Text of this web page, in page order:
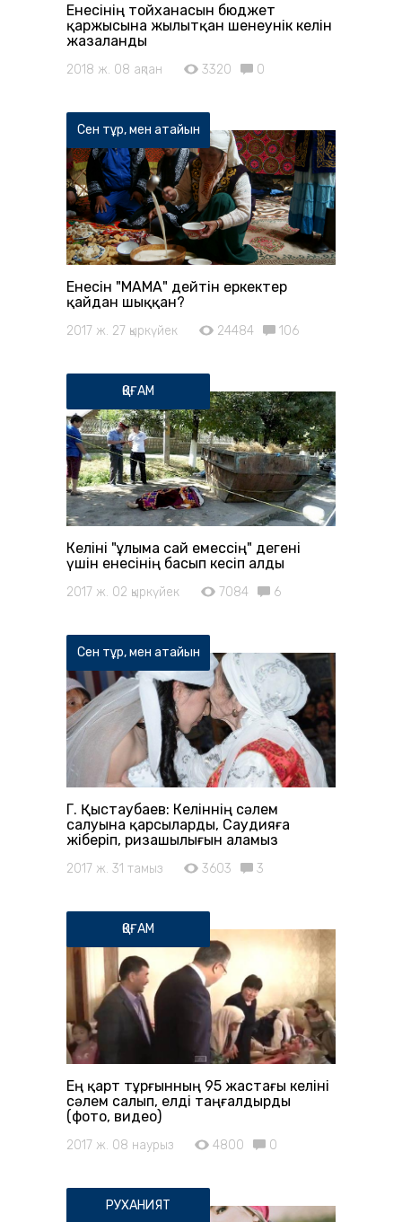
Енесінің тойханасын бюджет
қаржысына жылытқан шенеунік келін
жазаланды
2018 ж. 08 ақпан 3320 0
Сен тұр, мен атайын
Енесін "МАМА" дейтін еркектер
қайдан шыққан?
2017 ж. 27 қыркүйек 24484 106
ҚОҒАМ
Келіні "ұлыма сай емессің" дегені
үшін енесінің басып кесіп алды
2017 ж. 02 қыркүйек 7084 6
Сен тұр, мен атайын
Г. Қыстаубаев: Келіннің сәлем
салуына қарсыларды, Саудияға
жіберіп, ризашылығын аламыз
2017 ж. 31 тамыз 3603 3
ҚОҒАМ
Ең қарт тұрғынның 95 жастағы келіні
сәлем салып, елді таңғалдырды
(фото, видео)
2017 ж. 08 наурыз 4800 0
РУХАНИЯТ